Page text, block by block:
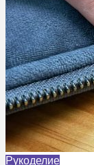
Рукоделие